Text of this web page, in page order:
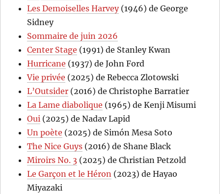
Les Demoiselles Harvey(1946) de George
Sidney
Sommaire de juin 2026
Center Stage (1991) de Stanley Kwan
Hurricane (1937) de John Ford
Vie privée (2025) de Rebecca Zlotowski
L’Outsider (2016) de Christophe Barratier
La Lame diabolique (1965) de Kenji Misumi
Oui (2025) de Nadav Lapid
Un poète (2025) de Simón Mesa Soto
The Nice Guys (2016) de Shane Black
Miroirs No. 3 (2025) de Christian Petzold
Le Garçon et le Héron (2023) de Hayao
Miyazaki